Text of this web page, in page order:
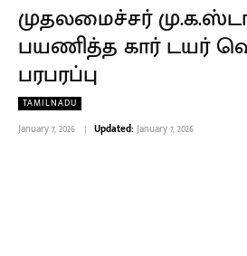
முதலமைச்சர்
பயணித்த கார் டயர்
பரபரப்பு
TAMILNADU
January 7, 2026 Updated: January 7, 2026